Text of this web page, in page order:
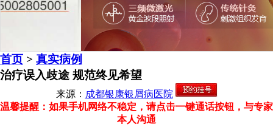
首页 > 真实病例
治疗误入歧途 规范终见希望
来源： 成都银康银屑病医院
温馨提醒：如果手机网络不稳定，请点击一键通话按钮，与专家
本人沟通